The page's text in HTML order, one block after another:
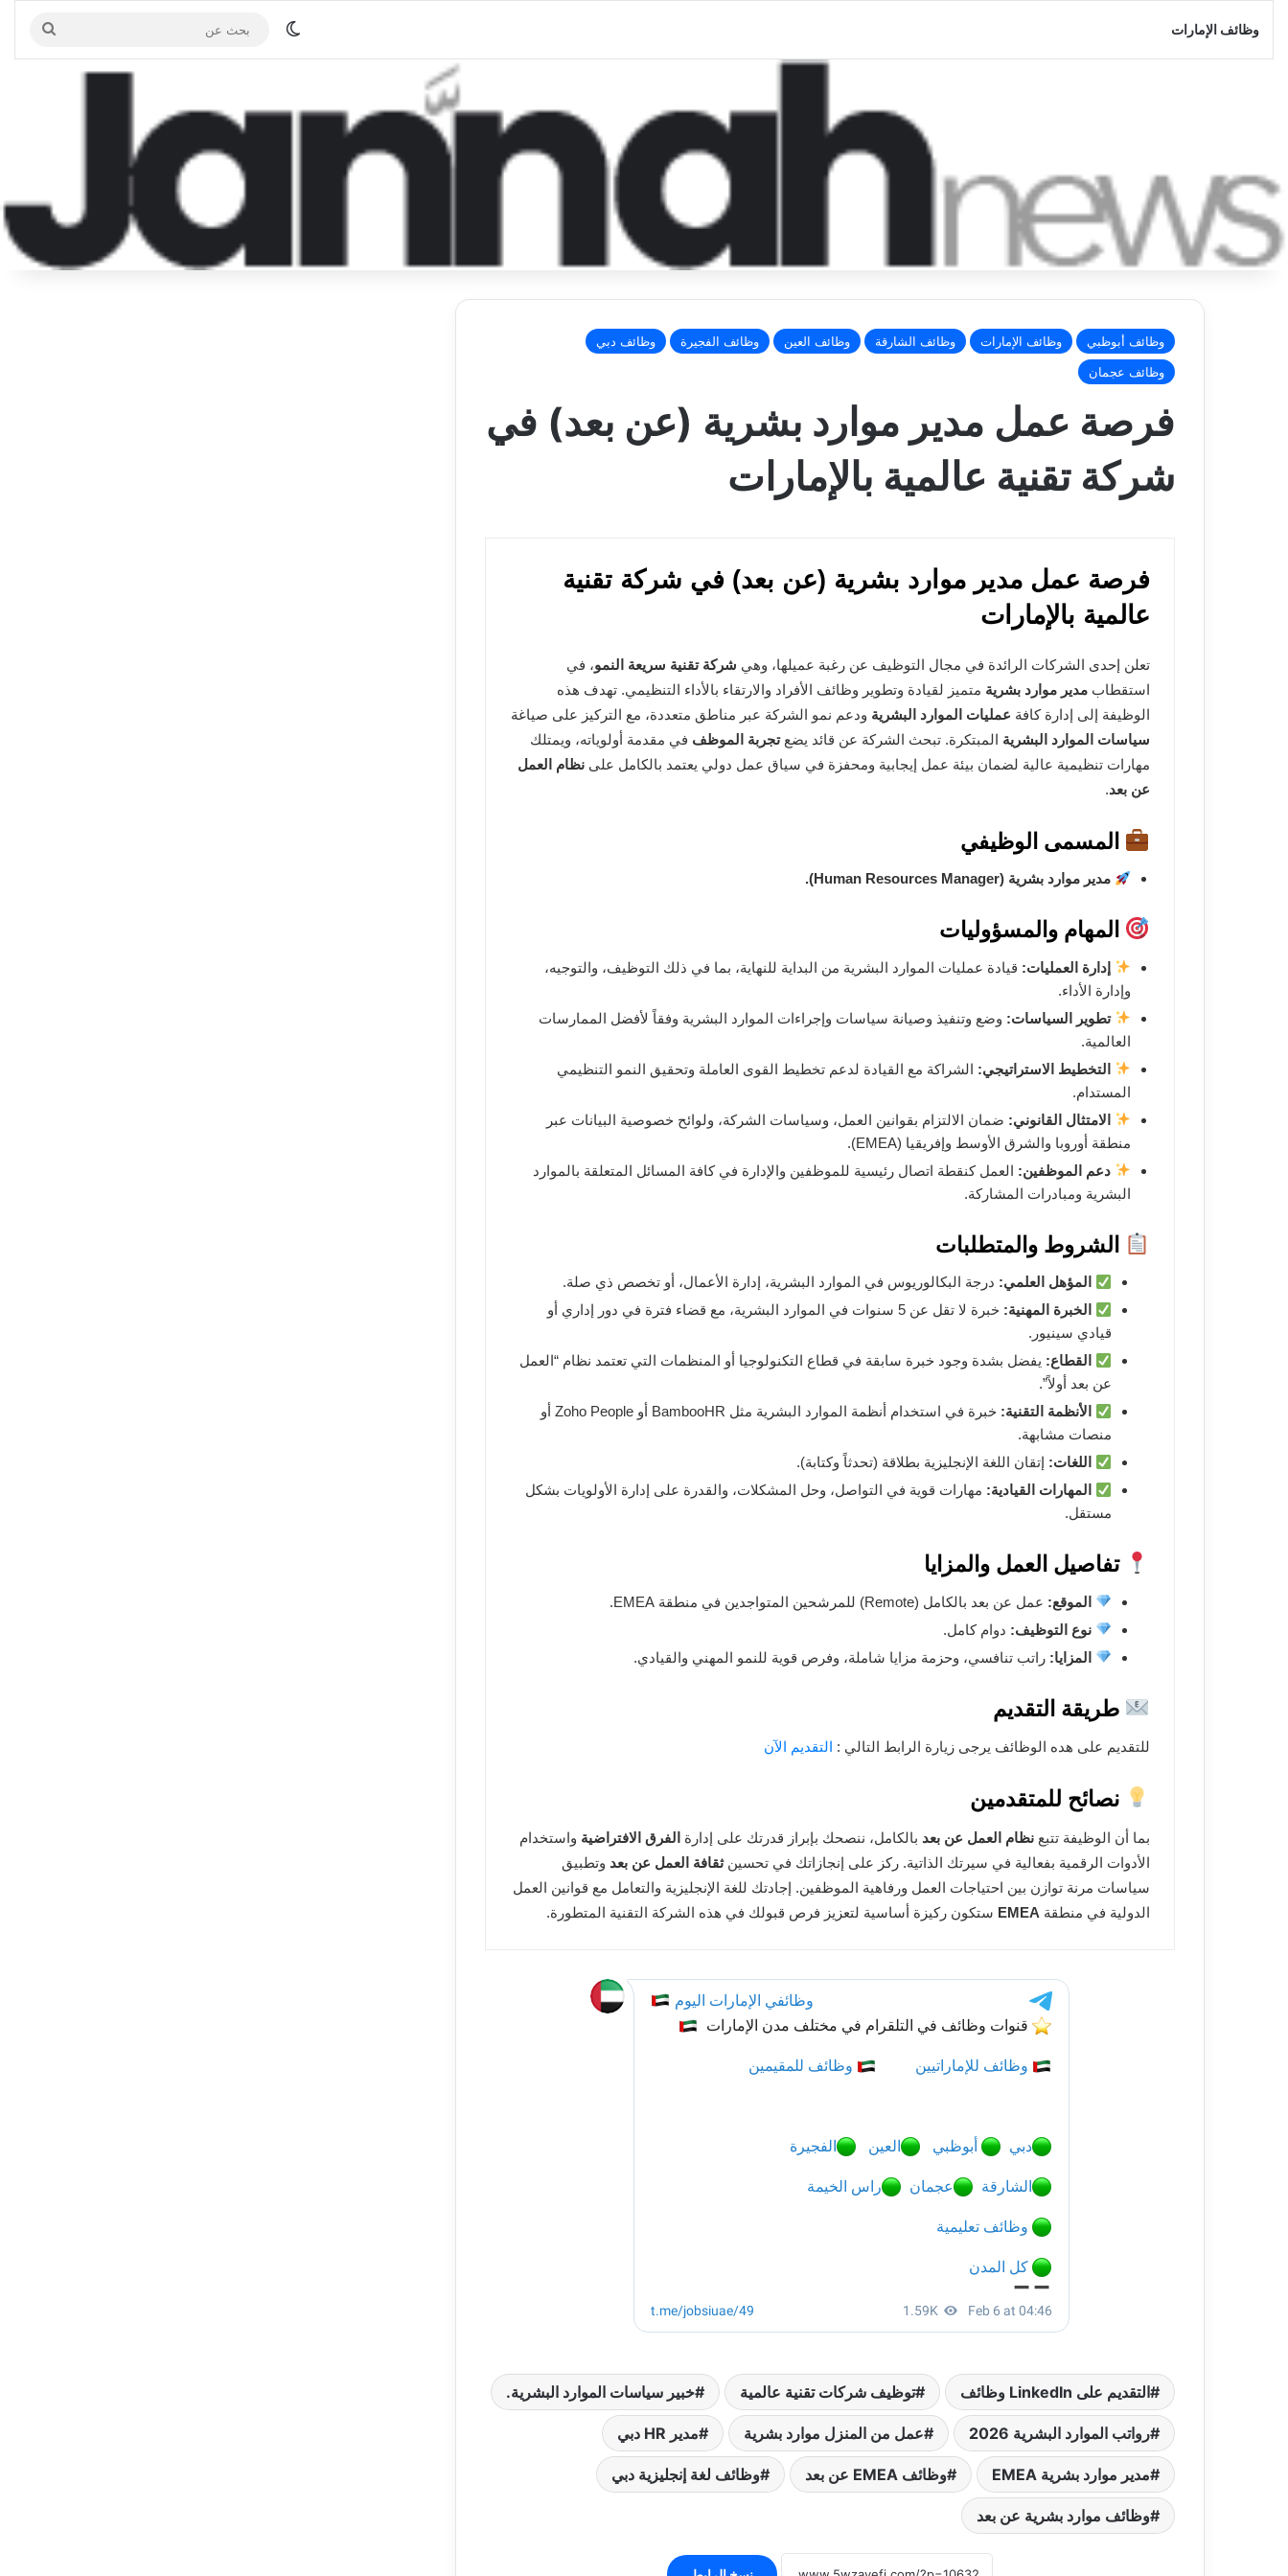
وظائف الإمارات الوضع المظلم
بحث
عن
وظائف أبوظبي وظائف الإمارات وظائف الشارقة وظائف العين وظائف الفجيرة
وظائف دبي
وظائف عجمان
فرصة عمل مدير موارد بشرية (عن بعد) في
شركة تقنية عالمية بالإمارات
فرصة عمل مدير موارد بشرية (عن بعد) في شركة تقنية
عالمية بالإمارات
تعلن إحدى الشركات الرائدة في مجال التوظيف عن رغبة عميلها، وهي شركة تقنية سريعة النمو، في
استقطاب مدير موارد بشرية متميز لقيادة وتطوير وظائف الأفراد والارتقاء بالأداء التنظيمي. تهدف هذه
الوظيفة إلى إدارة كافة عمليات الموارد البشرية ودعم نمو الشركة عبر مناطق متعددة، مع التركيز على صياغة
سياسات الموارد البشرية المبتكرة. تبحث الشركة عن قائد يضعتجربة الموظف في مقدمة أولوياته، ويمتلك
مهارات تنظيمية عالية لضمان بيئة عمل إيجابية ومحفزة في سياق عمل دولي يعتمد بالكامل على نظام العمل
عن بعد.
المسمى الوظيفي
مدير موارد بشرية (Human Resources Manager).
المهام والمسؤوليات
إدارة العمليات: قيادة عمليات الموارد البشرية من البداية للنهاية، بما في ذلك التوظيف، والتوجيه،
وإدارة الأداء.
تطوير السياسات: وضع وتنفيذ وصيانة سياسات وإجراءات الموارد البشرية وفقاً لأفضل الممارسات
العالمية.
التخطيط الاستراتيجي: الشراكة مع القيادة لدعم تخطيط القوى العاملة وتحقيق النمو التنظيمي
المستدام.
الامتثال القانوني: ضمان الالتزام بقوانين العمل، وسياسات الشركة، ولوائح خصوصية البيانات عبر
منطقة أوروبا والشرق الأوسط وإفريقيا (EMEA).
دعم الموظفين: العمل كنقطة اتصال رئيسية للموظفين والإدارة في كافة المسائل المتعلقة بالموارد
البشرية ومبادرات المشاركة.
الشروط والمتطلبات
المؤهل العلمي: درجة البكالوريوس في الموارد البشرية، إدارة الأعمال، أو تخصص ذي صلة.
الخبرة المهنية:
خبرة لا تقل عن 5 سنوات في الموارد البشرية، مع قضاء فترة في دور إداري أو
قيادي سينيور.
القطاع: يفضل بشدة وجود خبرة سابقة في قطاع التكنولوجيا أو المنظمات التي تعتمد نظام “العمل
عن بعد أولاً”.
الأنظمة التقنية:
خبرة في استخدام أنظمة الموارد البشرية مثل BambooHR أو Zoho People أو
منصات مشابهة.
اللغات: إتقان اللغة الإنجليزية بطلاقة (تحدثاً وكتابة).
المهارات القيادية: مهارات قوية في التواصل، وحل المشكلات، والقدرة على إدارة الأولويات بشكل
مستقل.
تفاصيل العمل والمزايا
الموقع: عمل عن بعد بالكامل (Remote) للمرشحين المتواجدين في منطقة EMEA.
نوع التوظيف: دوام كامل.
المزايا: راتب تنافسي، وحزمة مزايا شاملة، وفرص قوية للنمو المهني والقيادي.
طريقة التقديم
للتقديم على هده الوظائف يرجى زيارة الرابط التالي : التقديم الآن
نصائح للمتقدمين
بما أن الوظيفة تتبع نظام العمل عن بعد بالكامل، ننصحك بإبراز قدرتك على إدارة الفرق الافتراضية واستخدام
الأدوات الرقمية بفعالية في سيرتك الذاتية. ركز على إنجازاتك في تحسينثقافة العمل عن بعد وتطبيق
سياسات مرنة توازن بين احتياجات العمل ورفاهية الموظفين. إجادتك للغة الإنجليزية والتعامل مع قوانين العمل
الدولية في منطقة EMEA ستكون ركيزة أساسية لتعزيز فرص قبولك في هذه الشركة التقنية المتطورة.
التقديم على LinkedIn وظائف توظيف شركات تقنية عالمية خبير سياسات الموارد البشرية.
رواتب الموارد البشرية 2026 عمل من المنزل موارد بشرية مدير HR دبي
مدير موارد بشرية EMEA وظائف EMEA عن بعد وظائف لغة إنجليزية دبي
وظائف موارد بشرية عن بعد